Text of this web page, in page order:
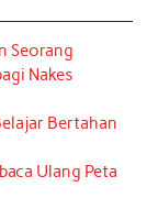
Seorang
Nakes
Bertahan
Ulang Peta